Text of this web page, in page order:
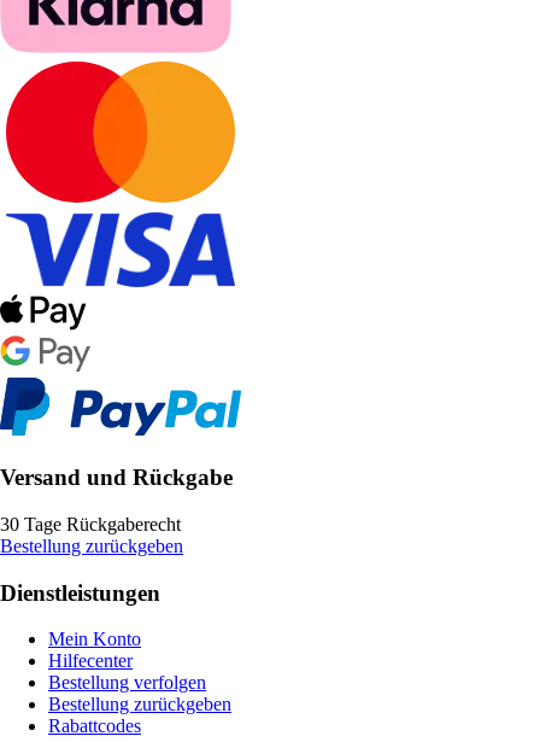
Versand und Rückgabe
30 Tage Rückgaberecht
Bestellung zurückgeben
Dienstleistungen
Mein Konto
Hilfecenter
Bestellung verfolgen
Bestellung zurückgeben
Rabattcodes